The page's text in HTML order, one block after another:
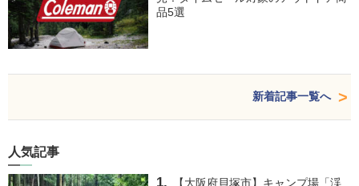
品5選
新着記事一覧へ
人気記事
【大阪府貝塚市】キャンプ場「渓